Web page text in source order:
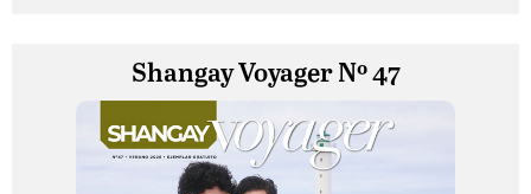
Shangay Voyager Nº 47